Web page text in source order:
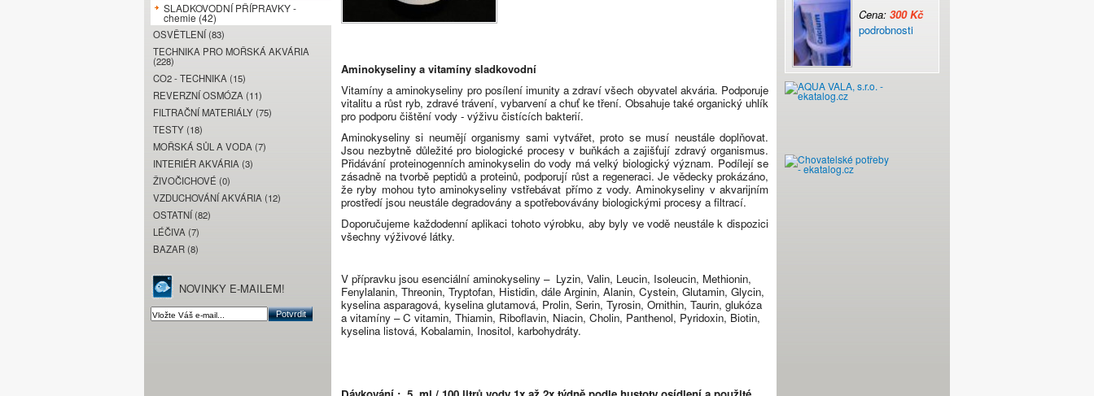
vitamíny - pro
SLADKOVODNÍ PŘÍPRAVKY -
chemie (42)
OSVĚTLENÍ (83)
TECHNIKA PRO MOŘSKÁ AKVÁRIA
(228)
CO2 - TECHNIKA (15)
REVERZNÍ OSMÓZA (11)
FILTRAČNÍ MATERIÁLY (75)
TESTY (18)
MOŘSKÁ SŮL A VODA (7)
INTERIÉR AKVÁRIA (3)
ŽIVOČICHOVÉ (0)
VZDUCHOVÁNÍ AKVÁRIA (12)
OSTATNÍ (82)
LÉČIVA (7)
BAZAR (8)
NOVINKY E-MAILEM!
Aminokyseliny a vitamíny sladkovodní
Vitamíny a aminokyseliny pro posílení imunity a zdraví všech obyvatel akvária. Podporuje
vitalitu a růst ryb, zdravé trávení, vybarvení a chuť ke tření. Obsahuje také organický uhlík
pro podporu čištění vody - výživu čistících bakterií.
Aminokyseliny si neumějí organismy sami vytvářet, proto se musí neustále doplňovat.
Jsou nezbytně důležité pro biologické procesy v buňkách a zajišťují zdravý organismus.
Přidávání proteinogenních aminokyselin do vody má velký biologický význam. Podílejí se
zásadně na tvorbě peptidů a proteinů, podporují růst a regeneraci. Je vědecky prokázáno,
že ryby mohou tyto aminokyseliny vstřebávat přímo z vody. Aminokyseliny v akvarijním
prostředí jsou neustále degradovány a spotřebovávány biologickými procesy a filtrací.
Doporučujeme každodenní aplikaci tohoto výrobku, aby byly ve vodě neustále k dispozici
všechny výživové látky.
V přípravku jsou esenciální aminokyseliny – Lyzin, Valin, Leucin, Isoleucin, Methionin,
Fenylalanin, Threonin, Tryptofan, Histidin, dále Arginin, Alanin, Cystein, Glutamin, Glycin,
kyselina asparagová, kyselina glutamová, Prolin, Serin, Tyrosin, Ornithin, Taurin, glukóza
a vitamíny – C vitamin, Thiamin, Riboflavin, Niacin, Cholin, Panthenol, Pyridoxin, Biotin,
kyselina listová, Kobalamin, Inositol, karbohydráty.
Cena: 300 Kč
podrobnosti